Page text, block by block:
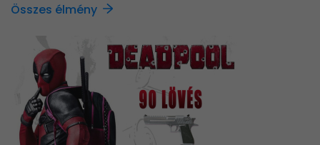
Összes élmény